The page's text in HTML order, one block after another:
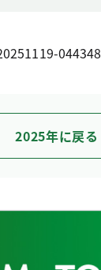
044348
2025年に戻る